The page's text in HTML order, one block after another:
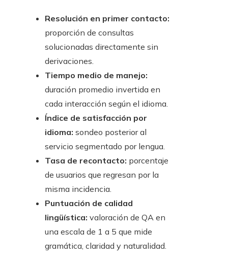
Resolución en primer contacto:
proporción de consultas
solucionadas directamente sin
derivaciones.
Tiempo medio de manejo:
duración promedio invertida en
cada interacción según el idioma.
Índice de satisfacción por
idioma: sondeo posterior al
servicio segmentado por lengua.
Tasa de recontacto: porcentaje
de usuarios que regresan por la
misma incidencia.
Puntuación de calidad
lingüística: valoración de QA en
una escala de 1 a 5 que mide
gramática, claridad y naturalidad.